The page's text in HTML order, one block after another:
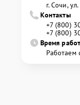
г. Сочи,
Контакты
+7 (800)
+7 (800)
Время
Работаем